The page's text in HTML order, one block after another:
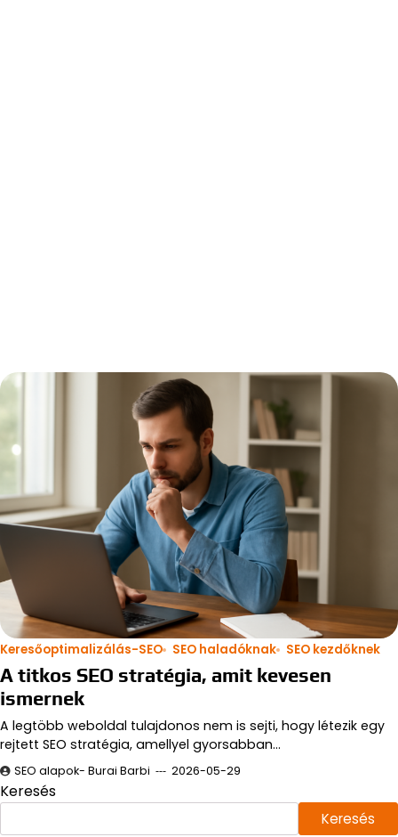
Keresőoptimalizálás-SEO SEO haladóknak SEO kezdőknek
A titkos SEO stratégia, amit kevesen
ismernek
A legtöbb weboldal tulajdonos nem is sejti, hogy létezik egy
rejtett SEO stratégia, amellyel gyorsabban…
SEO alapok- Burai Barbi 2026-05-29
Keresés
Keresés